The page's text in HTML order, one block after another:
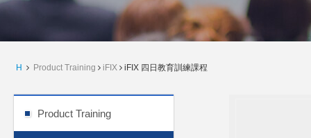
H Product Training iFIX iFIX 四日教育訓練課程
Product Training